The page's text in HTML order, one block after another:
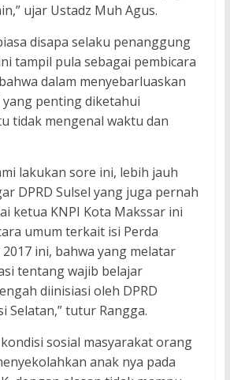
ujar Ustadz Muh Agus.
disapa selaku penanggung
tampil pula sebagai pembicara
dalam menyebarluaskan
penting diketahui
tidak mengenal waktu dan
lakukan sore ini, lebih jauh
DPRD Sulsel yang juga pernah
ketua KNPI Kota Makssar ini
umum terkait isi Perda
ini, bahwa yang melatar
tentang wajib belajar
diinisiasi oleh DPRD
Selatan,” tutur Rangga.
sosial masyarakat orang
anak nya pada